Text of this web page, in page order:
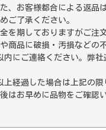
、お客様都合による返品
ご了承ください。
を期しておりますがご注
商品に破損・汚損などの
内にご連絡ください。弊
上経過した場合は上記の
はお早めに品物をご確認